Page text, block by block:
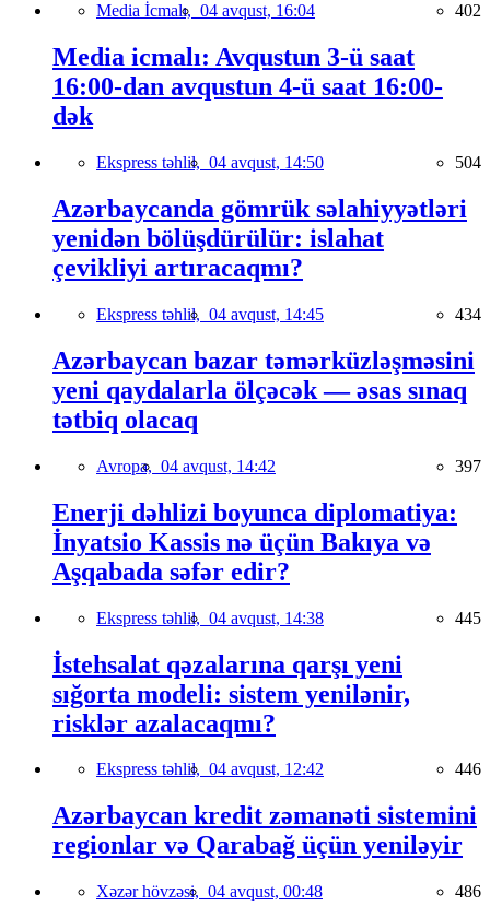
Media İcmalı, 04 avqust, 16:04 402
Media icmalı: Avqustun 3-ü saat
16:00-dan avqustun 4-ü saat 16:00-
dək
Ekspress təhlil, 04 avqust, 14:50 504
Azərbaycanda gömrük səlahiyyətləri
yenidən bölüşdürülür: islahat
çevikliyi artıracaqmı?
Ekspress təhlil, 04 avqust, 14:45 434
Azərbaycan bazar təmərküzləşməsini
yeni qaydalarla ölçəcək — əsas sınaq
tətbiq olacaq
Avropa, 04 avqust, 14:42 397
Enerji dəhlizi boyunca diplomatiya:
İnyatsio Kassis nə üçün Bakıya və
Aşqabada səfər edir?
Ekspress təhlil, 04 avqust, 14:38 445
İstehsalat qəzalarına qarşı yeni
sığorta modeli: sistem yenilənir,
risklər azalacaqmı?
Ekspress təhlil, 04 avqust, 12:42 446
Azərbaycan kredit zəmanəti sistemini
regionlar və Qarabağ üçün yeniləyir
Xəzər hövzəsi, 04 avqust, 00:48 486